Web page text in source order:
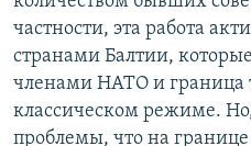
частности, эта работа
странами Балтии,
членами НАТО и граница
классическом режиме.
проблемы, что на